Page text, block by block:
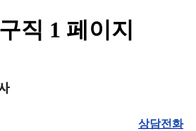
직 1 페이지
상담전화